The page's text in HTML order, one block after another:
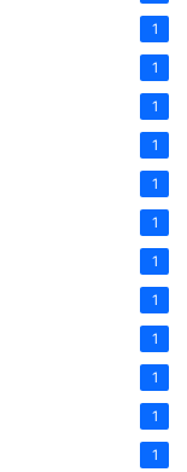
1
1
1
1
1
1
1
1
1
1
1
1